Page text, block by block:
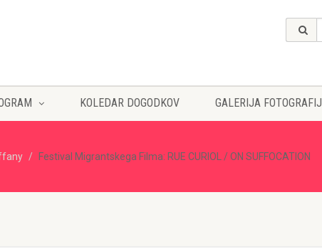
KOLEDAR DOGODKOV GALERIJA FOTOGRAFIJ
Festival Migrantskega Filma: RUE CURIOL / ON SUFFOCATION